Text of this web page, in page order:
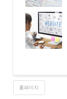
홈페이지